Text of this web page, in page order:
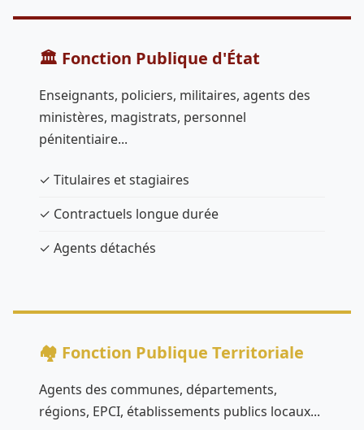
🏛️ Fonction Publique d'État
Enseignants, policiers, militaires, agents des
ministères, magistrats, personnel
pénitentiaire...
✓ Titulaires et stagiaires
✓ Contractuels longue durée
✓ Agents détachés
🏘️ Fonction Publique Territoriale
Agents des communes, départements,
régions, EPCI, établissements publics locaux...